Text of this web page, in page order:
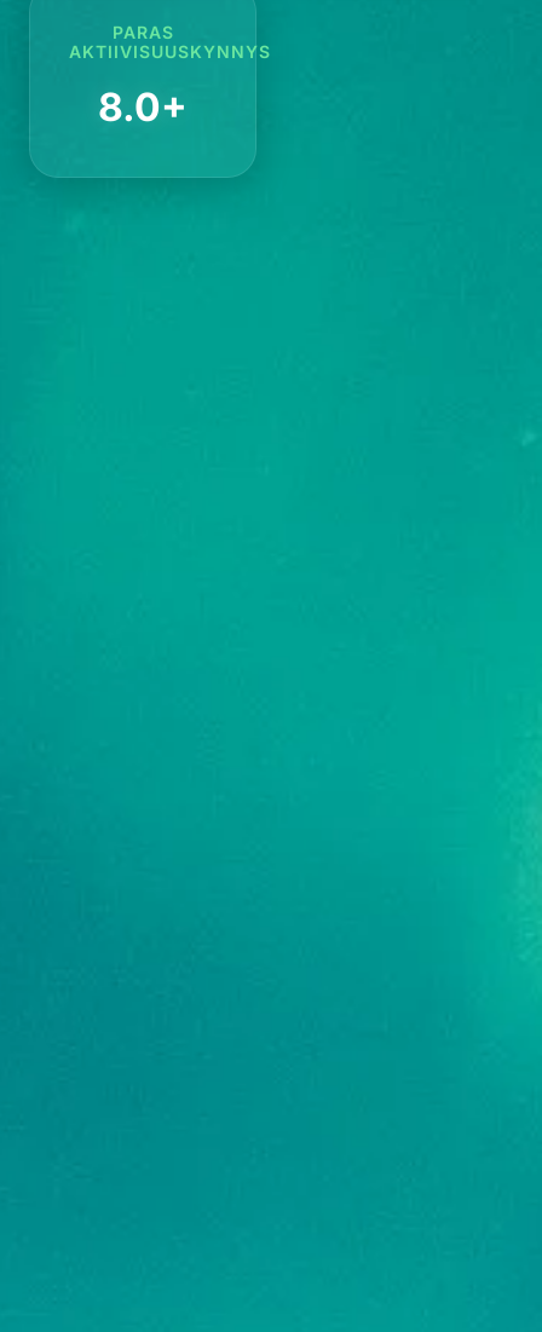
PARAS
AKTIIVISUUSKYNNYS
8.0+